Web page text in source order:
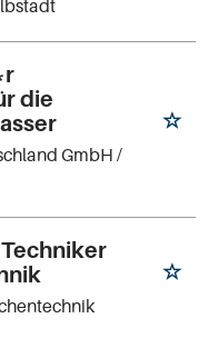
die
GmbH /